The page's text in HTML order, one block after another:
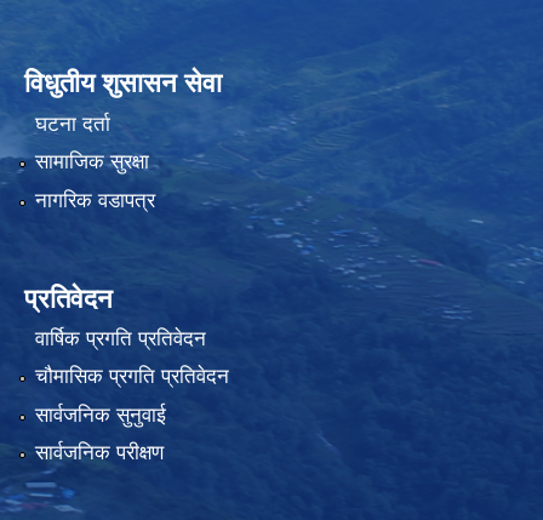
विधुतीय शुसासन सेवा
घटना दर्ता
सामाजिक सुरक्षा
नागरिक वडापत्र
प्रतिवेदन
वार्षिक प्रगति प्रतिवेदन
चौमासिक प्रगति प्रतिवेदन
सार्वजनिक सुनुवाई
सार्वजनिक परीक्षण